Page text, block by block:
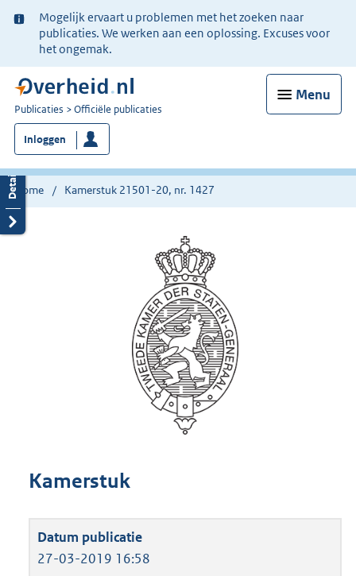
Ter
informatie:
Mogelijk ervaart u problemen met het zoeken naar
publicaties. We werken aan een oplossing. Excuses voor
het ongemak.
Menu
U
bent
nu
hier:
Publicaties Officiële publicaties
Inloggen
Home Kamerstuk 21501-20, nr. 1427
Kamerstuk
27-03-2019 16:58